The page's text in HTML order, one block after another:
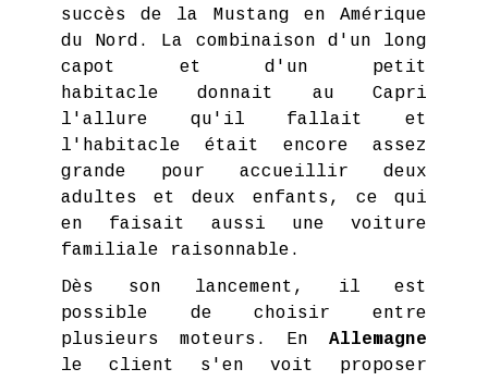
succès de la Mustang en Amérique
du Nord. La combinaison d'un long
capot et d'un petit
habitacle donnait au Capri
l'allure qu'il fallait et
l'habitacle était encore assez
grande pour accueillir deux
adultes et deux enfants, ce qui
en faisait aussi une voiture
familiale raisonnable.
Dès son lancement, il est
possible de choisir entre
plusieurs moteurs. En Allemagne
le client s'en voit proposer